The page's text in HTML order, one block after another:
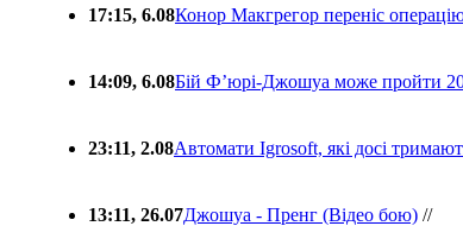
17:15, 6.08Конор Макгрегор переніс операцію
14:09, 6.08Бій Ф’юрі-Джошуа може пройти
23:11, 2.08Автомати Igrosoft, які досі
13:11, 26.07Джошуа - Пренг (Відео бою) //